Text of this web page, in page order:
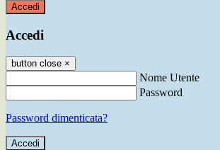
Accedi
Accedi
button close ×
Nome Utente
Password
Password dimenticata?